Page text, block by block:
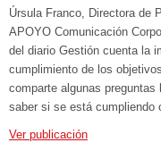
Úrsula Franco, Directora de
APOYO Comunicación
del diario Gestión cuenta la
cumplimiento de los
comparte algunas
saber si se está cumpliendo
Ver publicación